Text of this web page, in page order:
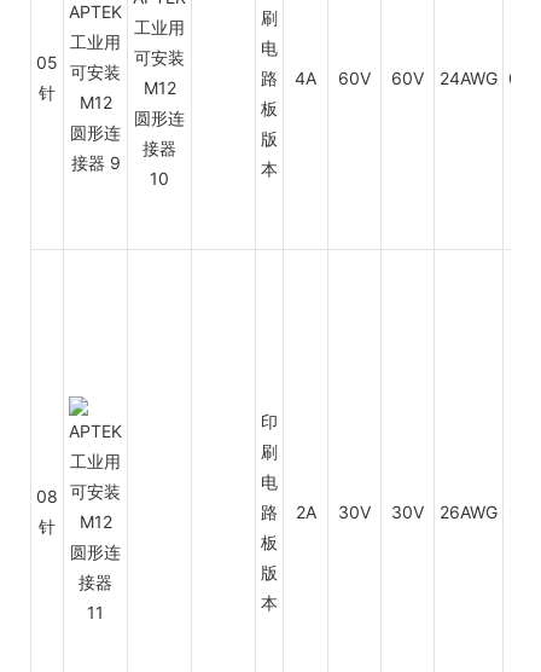
05
针
刷
电
路
板
版
本
4A 60V 60V 24AWG
08
针
印
刷
电
路
板
版
本
2A 30V 30V 26AWG